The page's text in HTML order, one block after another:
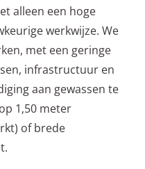
alleen een hoge
werkwijze. We
met een geringe
infrastructuur en
aan gewassen te
1,50 meter
of brede